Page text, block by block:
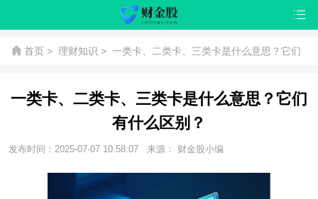
首页 > 理财知识 > 一类卡、二类卡、三类卡是什么意思？它们
一类卡、二类卡、三类卡是什么意思？它们
有什么区别？
发布时间：2025-07-07 10:58:07 来源： 财金股小编